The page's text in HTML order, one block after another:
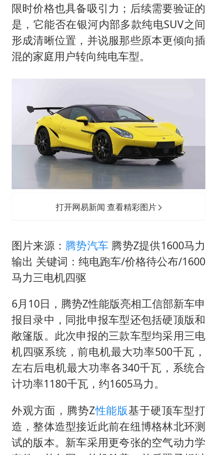
限时价格也具备吸引力；后续需要验证的
是，它能否在银河内部多款纯电SUV之间
形成清晰位置，并说服那些原本更倾向插
混的家庭用户转向纯电车型。
打开网易新闻 查看精彩图片
图片来源： 腾势汽车 腾势Z提供1600马力
输出 关键词：纯电跑车/价格待公布/1600
马力三电机四驱
6月10日，腾势Z性能版亮相工信部新车申
报目录中，同批申报车型还包括硬顶版和
敞篷版。此次申报的三款车型均采用三电
机四驱系统，前电机最大功率500千瓦，
左右后电机最大功率各340千瓦，系统合
计功率1180千瓦，约1605马力。
外观方面，腾势Z性能版基于硬顶车型打
造，整体造型接近此前在纽博格林北环测
试的版本。新车采用更夸张的空气动力学